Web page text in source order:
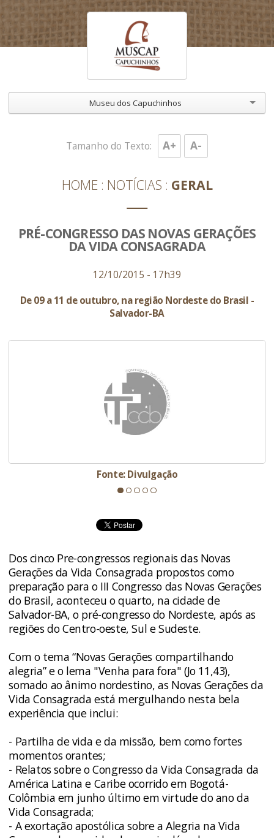
Museu dos Capuchinhos
HOME NOTÍCIAS GERAL
Tamanho do Texto: A+ A-
PRÉ-CONGRESSO DAS NOVAS GERAÇÕES
DA VIDA CONSAGRADA
12/10/2015 - 17h39
De 09 a 11 de outubro, na região Nordeste do Brasil -
Salvador-BA
Fonte: Divulgação
Dos cinco Pre-congressos regionais das Novas
Gerações da Vida Consagrada propostos como
preparação para o III Congresso das Novas Gerações
do Brasil, aconteceu o quarto, na cidade de
Salvador-BA, o pré-congresso do Nordeste, após as
regiões do Centro-oeste, Sul e Sudeste.
Com o tema “Novas Gerações compartilhando
alegria” e o lema "Venha para fora" (Jo 11,43),
somado ao ânimo nordestino, as Novas Gerações da
Vida Consagrada está mergulhando nesta bela
experiência que inclui:
- Partilha de vida e da missão, bem como fortes
momentos orantes;
- Relatos sobre o Congresso da Vida Consagrada da
América Latina e Caribe ocorrido em Bogotá-
Colômbia em junho último em virtude do ano da
Vida Consagrada;
- A exortação apostólica sobre a Alegria na Vida